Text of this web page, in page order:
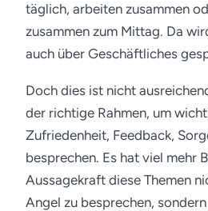
täglich, arbeiten zusammen
zusammen zum Mittag. Da
auch über Geschäftliches
Doch dies ist nicht
der richtige Rahmen, um
Zufriedenheit, Feedback,
besprechen. Es hat viel mehr
Aussagekraft diese Themen
Angel zu besprechen,